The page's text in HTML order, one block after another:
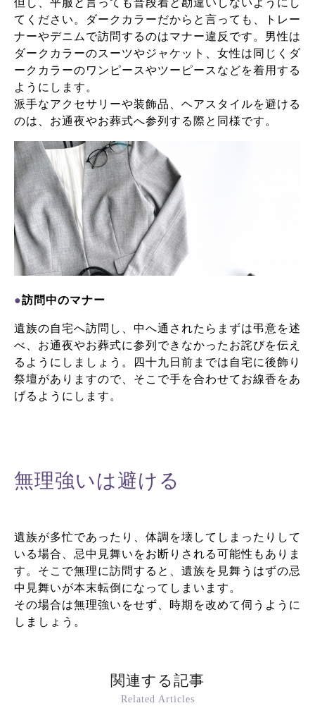
但し、平服と言っても普段着と勘違いしないようにし
てください。ダークカラーだからと言っても、トレー
ナーやデニムで訪問するのはマナー違反です。 男性は
ダークカラーのスーツやジャケット、女性は同じくダ
ークカラーのワンピースやツーピースなどを着用する
ようにします。
派手なアクセサリーや装飾品、ヘアスタイルを避ける
のは、お通夜やお葬式へ参列する際と同様です。
●訪問中のマナー
遺族の自宅へ訪問し、中へ通されたらまずは弔意を述
べ、お通夜やお葬式に参列できなかったお詫びを伝え
るようにしましょう。四十九日前までは自宅に後飾り
祭壇がありますので、そこで手を合わせてお線香をあ
げるようにします。
無理強いは避ける
遺族が多忙であったり、体調を壊してしまったりして
いる場合、忌中見舞いをお断りされる可能性もありま
す。そこで無理に訪問すると、遺族を見舞うはずの忌
中見舞いが本末転倒になってしまいます。
その場合は無理強いをせず、時期を改めて伺うように
しましょう。
関連する記事
Related Articles